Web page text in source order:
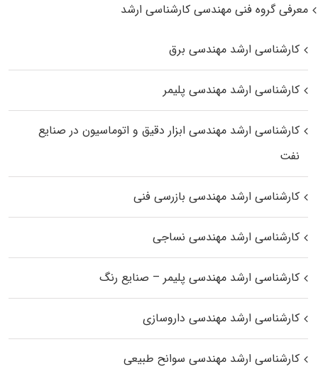
معرفی گروه فنی مهندسی کارشناسی ارشد
کارشناسی ارشد مهندسی برق
کارشناسی ارشد مهندسی پلیمر
کارشناسی ارشد مهندسی ابزار دقیق و اتوماسیون در صنایع
نفت
کارشناسی ارشد مهندسی بازرسی فنی
کارشناسی ارشد مهندسی نساجی
کارشناسی ارشد مهندسی پلیمر – صنایع رنگ
کارشناسی ارشد مهندسی داروسازی
کارشناسی ارشد مهندسی سوانح طبیعی